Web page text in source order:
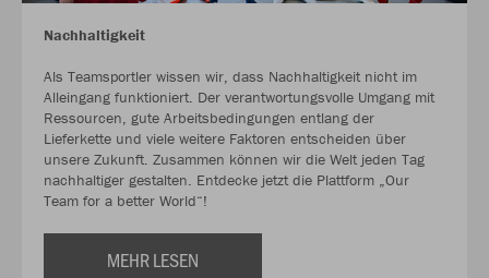
Nachhaltigkeit
Als Teamsportler wissen wir, dass Nachhaltigkeit nicht im
Alleingang funktioniert. Der verantwortungsvolle Umgang mit
Ressourcen, gute Arbeitsbedingungen entlang der
Lieferkette und viele weitere Faktoren entscheiden über
unsere Zukunft. Zusammen können wir die Welt jeden Tag
nachhaltiger gestalten. Entdecke jetzt die Plattform „Our
Team for a better World“!
MEHR LESEN